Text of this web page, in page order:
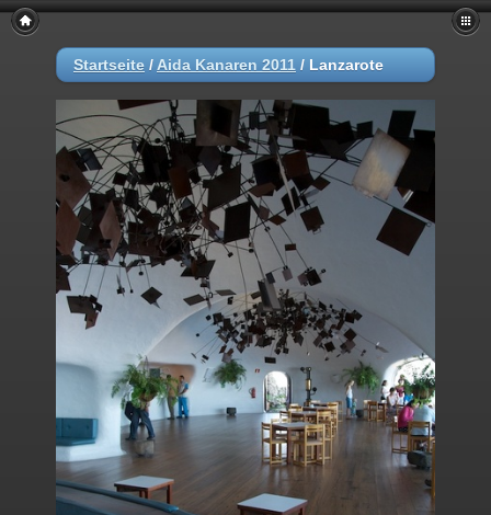
Startseite / Aida Kanaren 2011 / Lanzarote